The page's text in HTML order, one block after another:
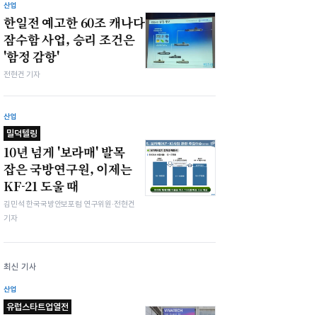
산업
한일전 예고한 60조 캐나다
잠수함 사업, 승리 조건은
'함정 감항'
전현건 기자
산업
밀덕텔링
10년 넘게 '보라매' 발목
잡은 국방연구원, 이제는
KF-21 도울 때
김민석 한국국방안보포럼 연구위원·전현건
기자
최신 기사
산업
유럽스타트업열전